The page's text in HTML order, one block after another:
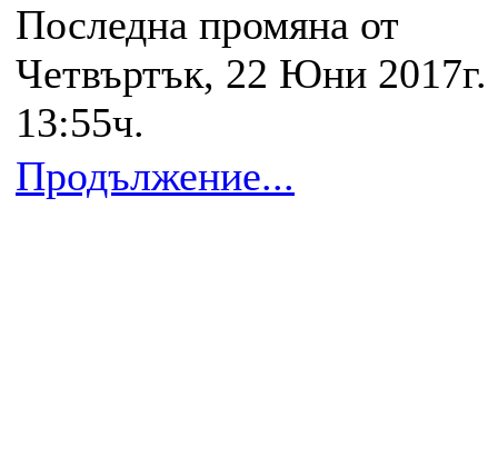
Последна промяна от
Четвъртък, 22 Юни 2017г.
13:55ч.
Продължение...